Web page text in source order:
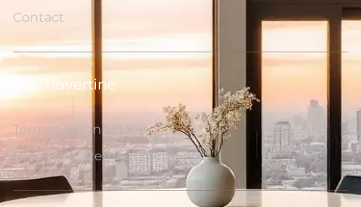
Contact
The Travertine
Termes & Conditions
Retours et Remboursements